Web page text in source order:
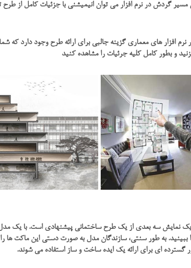
مسیر گردش در نرم افزار می توان انیمیشنی با جزئیات کامل از
افزار های معماری گزینه جالبی برای ارائه طرح وجود دارد که
و بطور کامل کلیه جرئیات را مشاهده کنید
نمایش سه بعدی از یک طرح ساختمانی پیشنهادی است. با یک مدل
ببینید. به طور سنتی، سازندگان مدل به صورت دستی این ماکت ها
گسترده ای برای ارائه یک ایده ساخت و ساز استفاده می شوند.